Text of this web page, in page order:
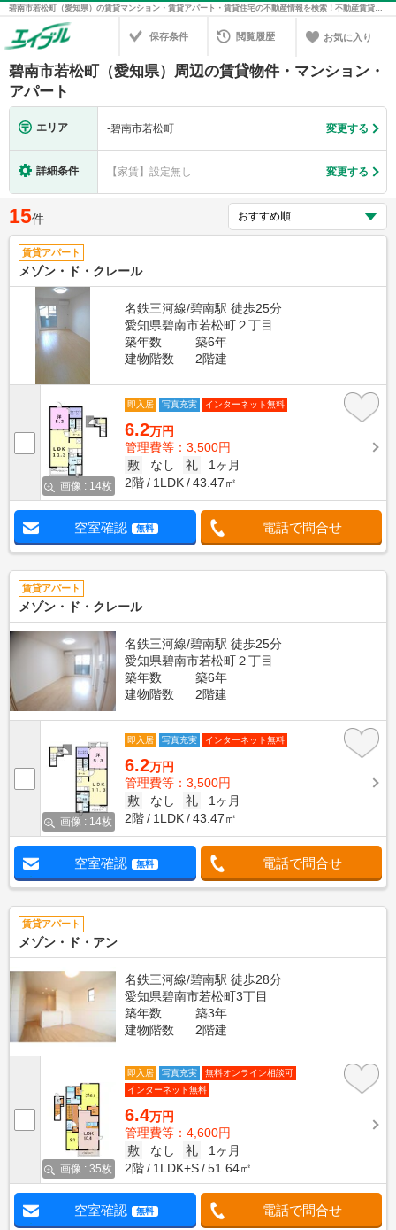
碧南市若松町（愛知県）の賃貸マンション・賃貸アパート・賃貸住宅の不動産情報を検索！不動産賃貸の物件探しは、お部屋探しのエイブル
保存条件 閲覧履歴 お気に入り
碧南市若松町（愛知県）周辺の賃貸物件・マンション・
アパート
エリア -碧南市若松町 変更する
詳細条件 【家賃】設定無し 変更する
15件
賃貸アパート
メゾン・ド・クレール
名鉄三河線/碧南駅 徒歩25分
愛知県碧南市若松町２丁目
築年数
築6年
建物階数
2階建
画像 : 14枚
即入居 写真充実 インターネット無料
6.2万円
管理費等：3,500円
敷
なし 礼
1ヶ月
2階
1LDK 43.47㎡
空室確認 無料 電話で問合せ
賃貸アパート
メゾン・ド・クレール
名鉄三河線/碧南駅 徒歩25分
愛知県碧南市若松町２丁目
築年数
築6年
建物階数
2階建
画像 : 14枚
即入居 写真充実 インターネット無料
6.2万円
管理費等：3,500円
敷
なし 礼
1ヶ月
2階
1LDK 43.47㎡
空室確認 無料 電話で問合せ
賃貸アパート
メゾン・ド・アン
名鉄三河線/碧南駅 徒歩28分
愛知県碧南市若松町3丁目
築年数
築3年
建物階数
2階建
画像 : 35枚
即入居 写真充実
無料オンライン相談可
インターネット無料
6.4万円
管理費等：4,600円
敷
なし 礼
1ヶ月
2階
1LDK+S 51.64㎡
空室確認 無料 電話で問合せ